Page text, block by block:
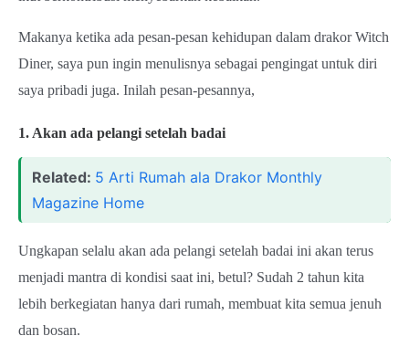
Makanya ketika ada pesan-pesan kehidupan dalam drakor Witch
Diner, saya pun ingin menulisnya sebagai pengingat untuk diri
saya pribadi juga. Inilah pesan-pesannya,
1. Akan ada pelangi setelah badai
Related: 5 Arti Rumah ala Drakor Monthly
Magazine Home
Ungkapan selalu akan ada pelangi setelah badai ini akan terus
menjadi mantra di kondisi saat ini, betul? Sudah 2 tahun kita
lebih berkegiatan hanya dari rumah, membuat kita semua jenuh
dan bosan.